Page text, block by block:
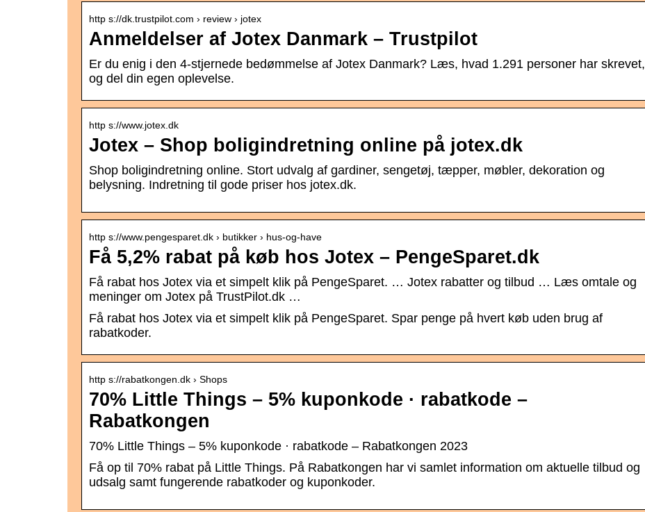
http s://dk.trustpilot.com › review › jotex
Anmeldelser af Jotex Danmark – Trustpilot
Er du enig i den 4-stjernede bedømmelse af Jotex Danmark? Læs, hvad 1.291 personer har skrevet,
og del din egen oplevelse.
http s://www.jotex.dk
Jotex – Shop boligindretning online på jotex.dk
Shop boligindretning online. Stort udvalg af gardiner, sengetøj, tæpper, møbler, dekoration og
belysning. Indretning til gode priser hos jotex.dk.
http s://www.pengesparet.dk › butikker › hus-og-have
Få 5,2% rabat på køb hos Jotex – PengeSparet.dk
Få rabat hos Jotex via et simpelt klik på PengeSparet. … Jotex rabatter og tilbud … Læs omtale og
meninger om Jotex på TrustPilot.dk …
Få rabat hos Jotex via et simpelt klik på PengeSparet. Spar penge på hvert køb uden brug af
rabatkoder.
http s://rabatkongen.dk › Shops
70% Little Things – 5% kuponkode · rabatkode –
Rabatkongen
70% Little Things – 5% kuponkode · rabatkode – Rabatkongen 2023
Få op til 70% rabat på Little Things. På Rabatkongen har vi samlet information om aktuelle tilbud og
udsalg samt fungerende rabatkoder og kuponkoder.